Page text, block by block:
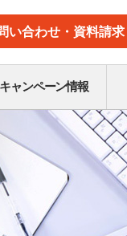
い合わせ・資料請求
キャンペーン情報